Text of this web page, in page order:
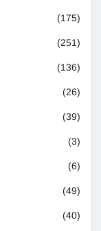
(175)
(251)
(136)
(26)
(39)
(3)
(6)
(49)
(40)